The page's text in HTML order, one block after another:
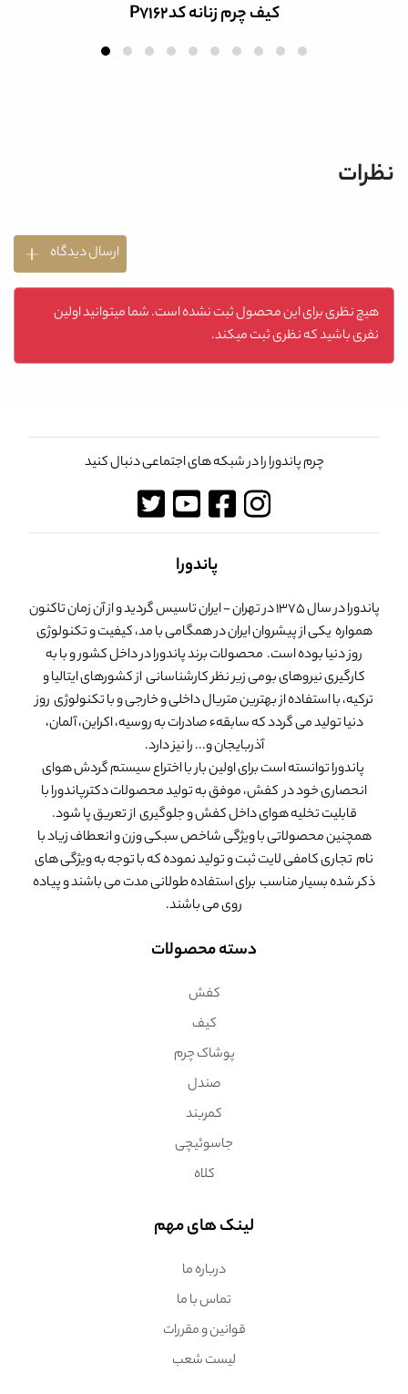
نظرات
ارسال دیدگاه
هیچ نظری برای این محصول ثبت نشده است. شما میتوانید اولین
نفری باشید که نظری ثبت میکند.
چرم پاندورا را در شبکه های اجتماعی دنبال کنید
پاندورا
پاندورا در سال 1375 در تهران - ایران تاسیس گردید و از آن زمان تاکنون
همواره یکی از پیشروان ایران در همگامی با مد، کیفیت و تکنولوژی
روز دنیا بوده است. محصولات برند پاندورا در داخل کشور و با به
کارگیری نیروهای بومی زیر نظر کارشناسانی از کشورهای ایتالیا و
ترکیه، با استفاده از بهترین متریال داخلی و خارجی و با تکنولوژی روز
دنیا تولید می گردد که سابقهء صادرات به روسیه، اکراین، آلمان،
آذربایجان و... را نیز دارد.
پاندورا توانسته است برای اولین بار با اختراع سیستم گردش هوای
انحصاری خود در کفش، موفق به تولید محصولات دکترپاندورا با
قابلیت تخلیه هوای داخل کفش و جلوگیری از تعریق پا شود.
همچنین محصولاتی با ویژگی شاخص سبکی وزن و انعطاف زیاد با
نام تجاری کامفی لایت ثبت و تولید نموده که با توجه به ویژگی های
ذکر شده بسیار مناسب برای استفاده طولانی مدت می باشند و پیاده
روی می باشند.
دسته محصولات
کفش
کیف
پوشاک چرم
صندل
کمربند
جاسوئیچی
کلاه
لینک های مهم
درباره ما
تماس با ما
قوانین و مقررات
لیست شعب